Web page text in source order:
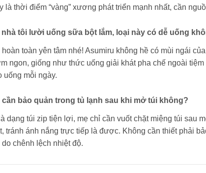
là thời điểm “vàng” xương phát triển mạnh nhất, cần
nhà tôi lười uống sữa bột lắm, loại này có dễ uống
hoàn toàn yên tâm nhé! Asumiru không hề có mùi ngái
ngon, giống như thức uống giải khát pha chế ngoài
uống mỗi ngày.
cần bảo quản trong tủ lạnh sau khi mở túi không?
dạng túi zip tiện lợi, mẹ chỉ cần vuốt chặt miệng túi sau
tránh ánh nắng trực tiếp là được. Không cần thiết phải
do chênh lệch nhiệt độ.